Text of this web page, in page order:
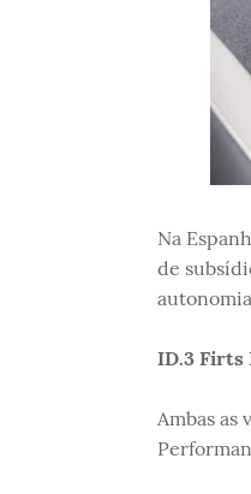
Na
de
ID.3 Firts
Ambas as